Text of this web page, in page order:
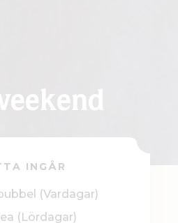
INGÅR
(Vardagar)
(Lördagar)